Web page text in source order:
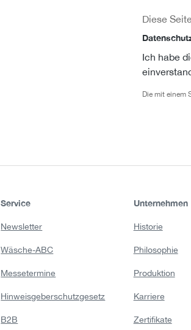
Diese
Ich habe
Die mit einem
Service
Newsletter
Wäsche-ABC
Messetermine
Hinweisgeberschutzgesetz
B2B
Unternehmen
Historie
Philosophie
Produktion
Karriere
Zertifikate